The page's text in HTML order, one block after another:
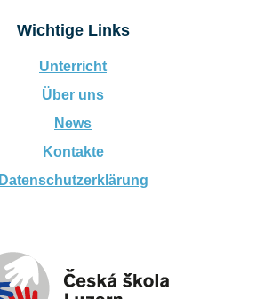
Wichtige Links
Unterricht
Über uns
News
Kontakte
Datenschutzerklärung